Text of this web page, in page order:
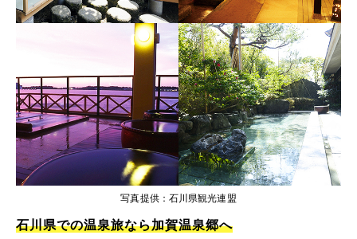
石川県での温泉旅なら加賀温泉郷へ
写真提供：石川県観光連盟